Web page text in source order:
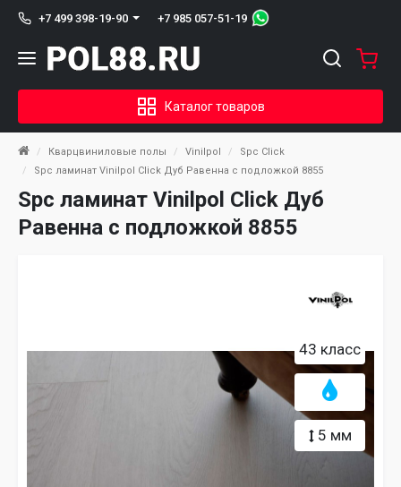
+7 499 398-19-90 +7 985 057-51-19
Каталог товаров
Кварцвиниловые полы Vinilpol
Spc Click
Spc ламинат Vinilpol Click Дуб Равенна с подложкой 8855
Spc ламинат Vinilpol Click Дуб
Равенна с подложкой 8855
43 класс
5 мм